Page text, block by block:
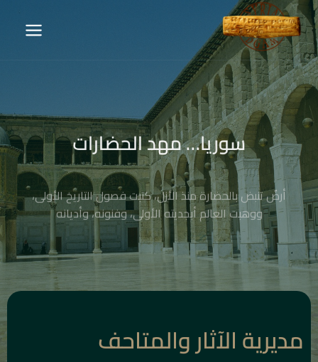
سوريا… مهد الحضارات
أرضٌ تنبض بالحضارة منذ الأزل، كتبت فصول التاريخ الأولى،
ووهبت العالم أبجديته الأولى، وفنونه، وأديانه
مديرية الآثار والمتاحف